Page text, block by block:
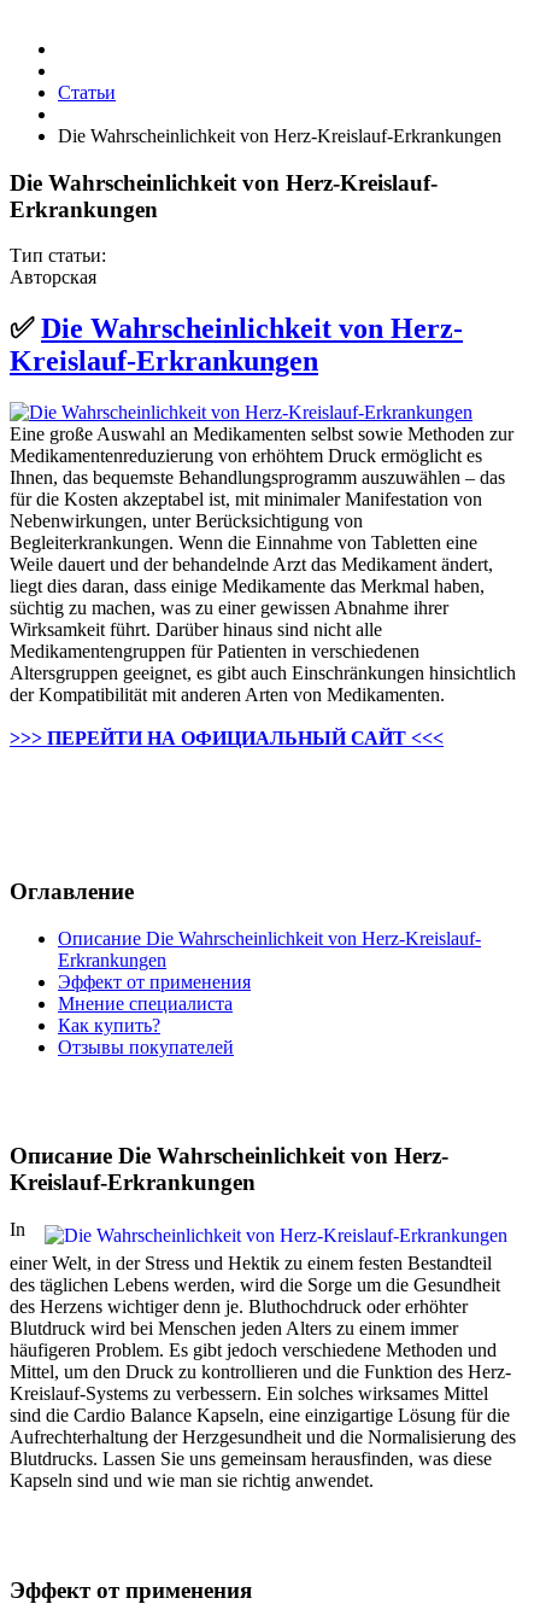
Статьи
Die Wahrscheinlichkeit von Herz-Kreislauf-Erkrankungen
Die Wahrscheinlichkeit von Herz-Kreislauf-
Erkrankungen
Тип статьи:
Авторская
✅Die Wahrscheinlichkeit von Herz-
Kreislauf-Erkrankungen
Eine große Auswahl an Medikamenten selbst sowie Methoden zur
Medikamentenreduzierung von erhöhtem Druck ermöglicht es
Ihnen, das bequemste Behandlungsprogramm auszuwählen – das
für die Kosten akzeptabel ist, mit minimaler Manifestation von
Nebenwirkungen, unter Berücksichtigung von
Begleiterkrankungen. Wenn die Einnahme von Tabletten eine
Weile dauert und der behandelnde Arzt das Medikament ändert,
liegt dies daran, dass einige Medikamente das Merkmal haben,
süchtig zu machen, was zu einer gewissen Abnahme ihrer
Wirksamkeit führt. Darüber hinaus sind nicht alle
Medikamentengruppen für Patienten in verschiedenen
Altersgruppen geeignet, es gibt auch Einschränkungen hinsichtlich
der Kompatibilität mit anderen Arten von Medikamenten.
>>> ПЕРЕЙТИ НА ОФИЦИАЛЬНЫЙ САЙТ <<<
Оглавление
Описание Die Wahrscheinlichkeit von Herz-Kreislauf-
Erkrankungen
Эффект от применения
Мнение специалиста
Как купить?
Отзывы покупателей
Описание Die Wahrscheinlichkeit von Herz-
Kreislauf-Erkrankungen
In
einer Welt, in der Stress und Hektik zu einem festen Bestandteil
des täglichen Lebens werden, wird die Sorge um die Gesundheit
des Herzens wichtiger denn je. Bluthochdruck oder erhöhter
Blutdruck wird bei Menschen jeden Alters zu einem immer
häufigeren Problem. Es gibt jedoch verschiedene Methoden und
Mittel, um den Druck zu kontrollieren und die Funktion des Herz-
Kreislauf-Systems zu verbessern. Ein solches wirksames Mittel
sind die Cardio Balance Kapseln, eine einzigartige Lösung für die
Aufrechterhaltung der Herzgesundheit und die Normalisierung des
Blutdrucks. Lassen Sie uns gemeinsam herausfinden, was diese
Kapseln sind und wie man sie richtig anwendet.
Эффект от применения